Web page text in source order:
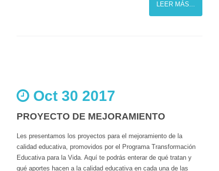
LEER MÁS...
Oct 30 2017
PROYECTO DE MEJORAMIENTO
Les presentamos los proyectos para el mejoramiento de la
calidad educativa, promovidos por el Programa Transformación
Educativa para la Vida. Aquí te podrás enterar de qué tratan y
qué aportes hacen a la calidad educativa en cada una de las